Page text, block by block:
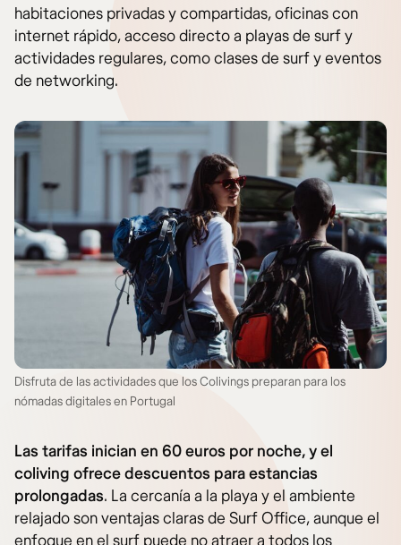
habitaciones privadas y compartidas, oficinas con
internet rápido, acceso directo a playas de surf y
actividades regulares, como clases de surf y eventos
de networking.
Disfruta de las actividades que los Colivings preparan para los
nómadas digitales en Portugal
Las tarifas inician en 60 euros por noche, y el
coliving ofrece descuentos para estancias
prolongadas. La cercanía a la playa y el ambiente
relajado son ventajas claras de Surf Office, aunque el